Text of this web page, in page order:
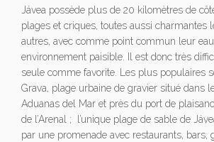
Jávea possède plus de 20 kilomètres de
plages et criques, toutes aussi charmantes
autres, avec comme point commun leur
environnement paisible. Il est donc très
seule comme favorite. Les plus populaires
Grava, plage urbaine de gravier situé dans
Aduanas del Mar et près du port de
de l’Arenal ; l’unique plage de sable de
par une promenade avec restaurants, bars,